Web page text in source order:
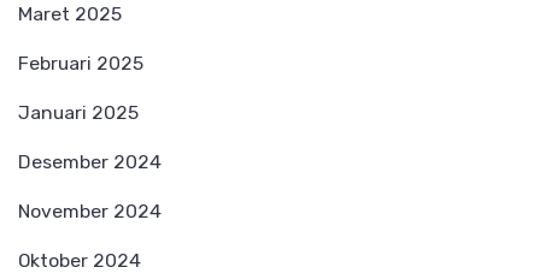
Maret 2025
Februari 2025
Januari 2025
Desember 2024
November 2024
Oktober 2024